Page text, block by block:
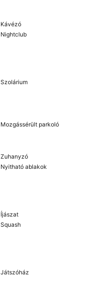
Kávézó
Nightclub
Szolárium
Mozgássérült parkoló
Zuhanyzó
Nyitható ablakok
Íjászat
Squash
Játszóház